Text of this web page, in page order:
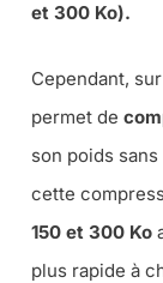
et 300 Ko).
Cependant,
permet de
son poids
cette
150 et 300 Ko
plus rapide à